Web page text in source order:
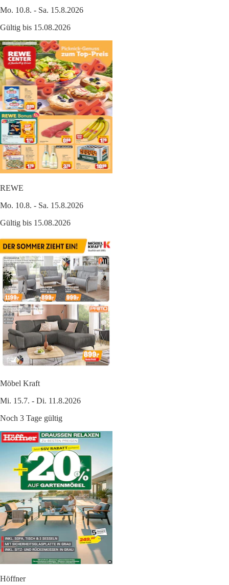
Mo. 10.8. - Sa. 15.8.2026
Gültig bis 15.08.2026
REWE
Mo. 10.8. - Sa. 15.8.2026
Gültig bis 15.08.2026
Möbel Kraft
Mi. 15.7. - Di. 11.8.2026
Noch 3 Tage gültig
Höffner